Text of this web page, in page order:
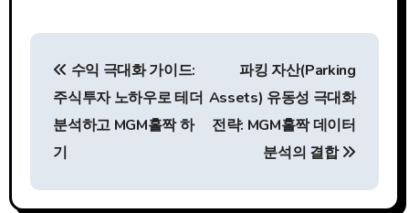
글
탐
색
수익 극대화 가이드:
주식투자 노하우로 테더
분석하고 MGM홀짝 하
기
파킹 자산(Parking
Assets) 유동성 극대화
전략: MGM홀짝 데이터
분석의 결합